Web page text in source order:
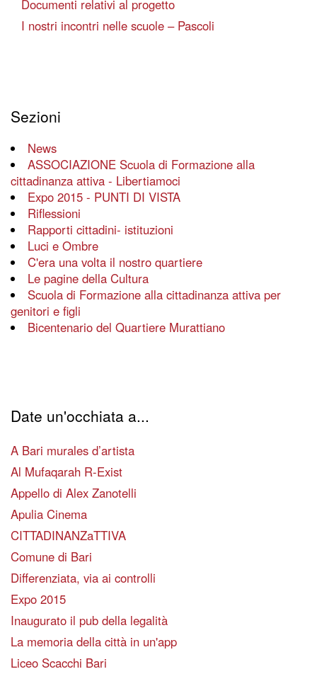
Documenti relativi al progetto
I nostri incontri nelle scuole – Pascoli
Sezioni
News
ASSOCIAZIONE Scuola di Formazione alla
cittadinanza attiva - Libertiamoci
Expo 2015 - PUNTI DI VISTA
Riflessioni
Rapporti cittadini- istituzioni
Luci e Ombre
C'era una volta il nostro quartiere
Le pagine della Cultura
Scuola di Formazione alla cittadinanza attiva per
genitori e figli
Bicentenario del Quartiere Murattiano
Date un'occhiata a...
A Bari murales d’artista
Al Mufaqarah R-Exist
Appello di Alex Zanotelli
Apulia Cinema
CITTADINANZaTTIVA
Comune di Bari
Differenziata, via ai controlli
Expo 2015
Inaugurato il pub della legalità
La memoria della città in un'app
Liceo Scacchi Bari